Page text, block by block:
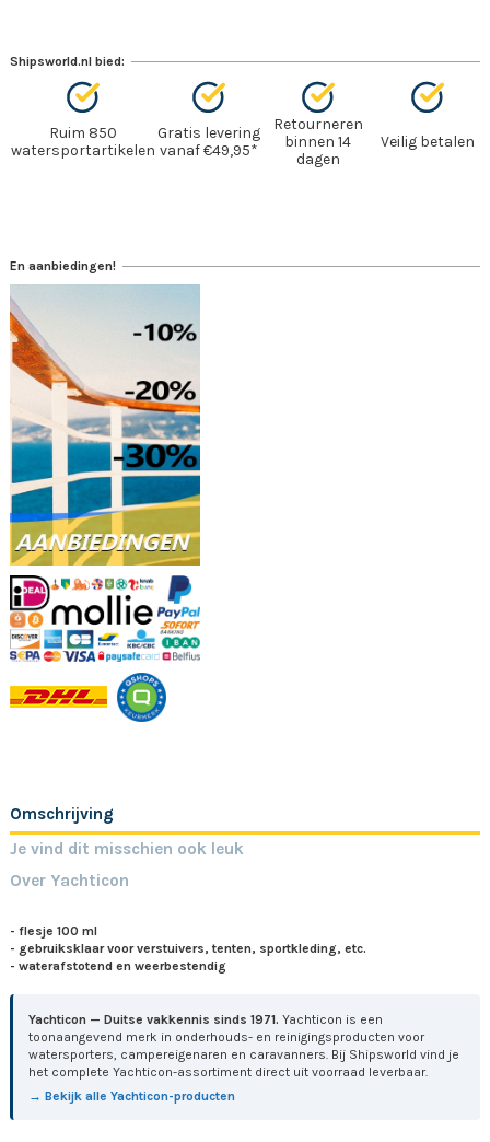
Shipsworld.nl bied:
Ruim 850
watersportartikelen
Gratis levering
vanaf €49,95*
Retourneren
binnen 14
dagen
Veilig betalen
En aanbiedingen!
Omschrijving
Je vind dit misschien ook leuk
Over Yachticon
- flesje 100 ml
- gebruiksklaar voor verstuivers, tenten, sportkleding, etc.
- waterafstotend en weerbestendig
Yachticon — Duitse vakkennis sinds 1971. Yachticon is een
toonaangevend merk in onderhouds- en reinigingsproducten voor
watersporters, campereigenaren en caravanners. Bij Shipsworld vind je
het complete Yachticon-assortiment direct uit voorraad leverbaar.
→ Bekijk alle Yachticon-producten